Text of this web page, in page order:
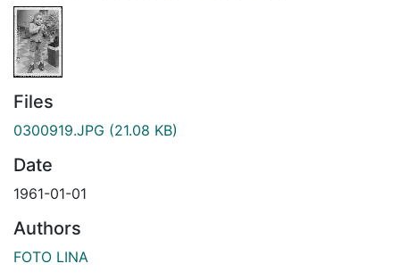
Files
0300919.JPG (21.08 KB)
Date
1961-01-01
Authors
FOTO LINA